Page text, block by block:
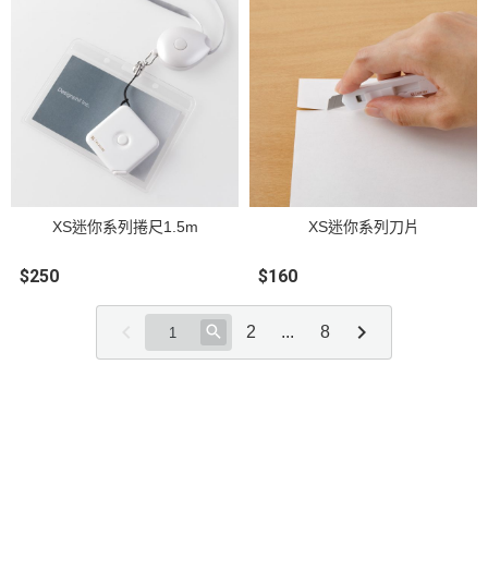
XS迷你系列捲尺1.5m
$250
XS迷你系列刀片
$160
2 ... 8